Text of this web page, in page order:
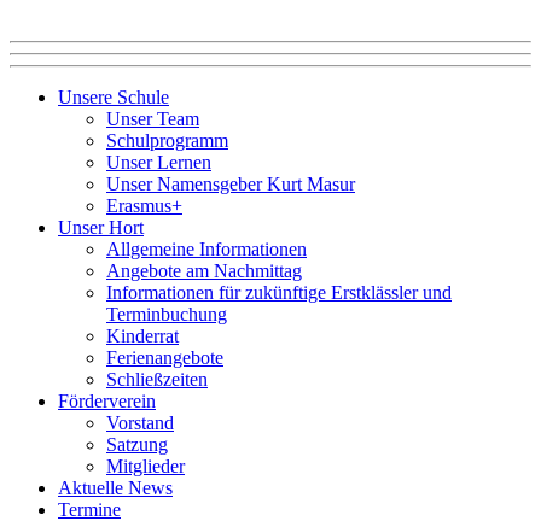
Unsere Schule
Unser Team
Schulprogramm
Unser Lernen
Unser Namensgeber Kurt Masur
Erasmus+
Unser Hort
Allgemeine Informationen
Angebote am Nachmittag
Informationen für zukünftige Erstklässler und
Terminbuchung
Kinderrat
Ferienangebote
Schließzeiten
Förderverein
Vorstand
Satzung
Mitglieder
Aktuelle News
Termine